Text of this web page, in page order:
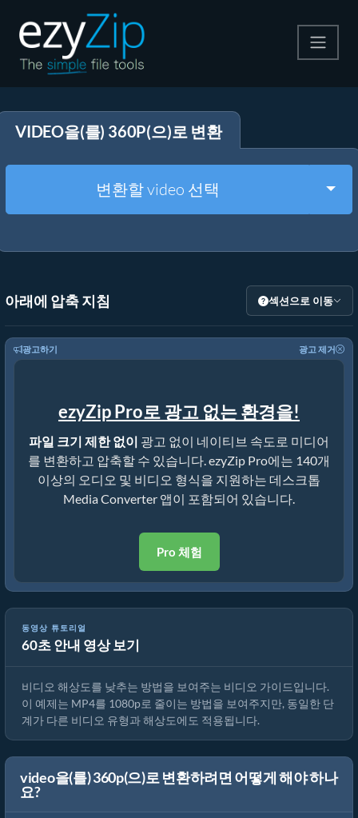
압축 해제
기타 도구
VIDEO을(를) 360P(으)로 변환
변환할 video 선택
아래에 압축 지침 섹션으로 이동
광고하기 광고 제거
ezyZip Pro로 광고 없는 환경을!
파일 크기 제한 없이 광고 없이 네이티브 속도로 미디어
를 변환하고 압축할 수 있습니다. ezyZip Pro에는 140개
이상의 오디오 및 비디오 형식을 지원하는 데스크톱
Media Converter 앱이 포함되어 있습니다.
Pro 체험
동영상 튜토리얼
60초 안내 영상 보기
video 해상도를 낮추는 방법 (간단한 가이드)
비디오 해상도를 낮추는 방법을 보여주는 비디오 가이드입니다.
이 예제는 MP4를 1080p로 줄이는 방법을 보여주지만, 동일한 단
계가 다른 비디오 유형과 해상도에도 적용됩니다.
video을(를) 360p(으)로 변환하려면 어떻게 해야 하나
요?